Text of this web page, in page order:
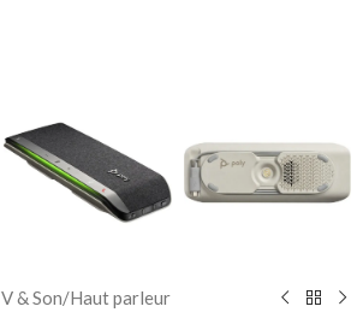
& Son/Haut parleur